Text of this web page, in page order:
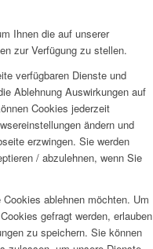
Ihnen die auf unserer
zur Verfügung zu stellen.
verfügbaren Dienste und
Ablehnung Auswirkungen auf
Cookies jederzeit
ändern und
erzwingen. Sie werden
/ abzulehnen, wenn Sie
ablehnen möchten. Um
gefragt werden, erlauben
zu speichern. Sie können